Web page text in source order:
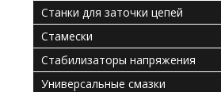
Станки для заточки цепей
Стамески
Стабилизаторы напряжения
Универсальные смазки